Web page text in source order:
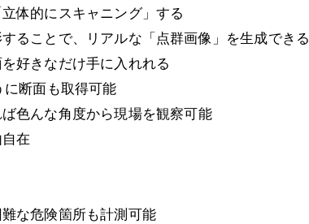
体的にスキャニング」する
ることで、リアルな「点群画像」を生成できる
好きなだけ手に入れれる
に断面も取得可能
色んな角度から現場を観察可能
在
な危険箇所も計測可能